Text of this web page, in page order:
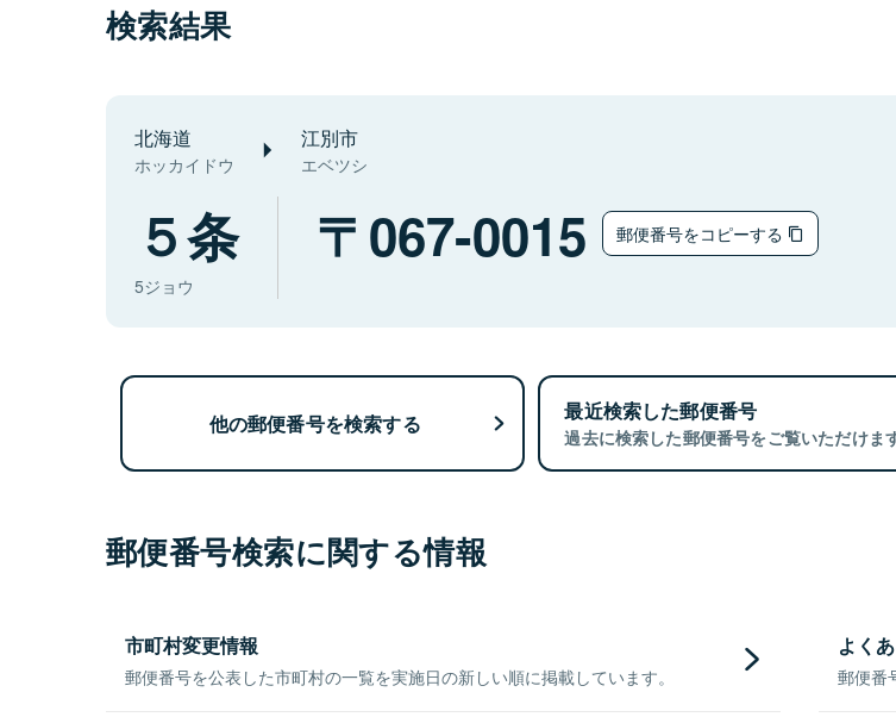
検索結果
北海道
ホッカイドウ
江別市
エベツシ
５条
5ジョウ
067-0015 郵便番号をコピーする
他の郵便番号を検索する 最近検索した郵便番号
過去に検索した郵便番号をご覧いただけます
郵便番号検索に関する情報
市町村変更情報
郵便番号を公表した市町村の一覧を実施日の新しい順に掲載しています。
よく
郵便番